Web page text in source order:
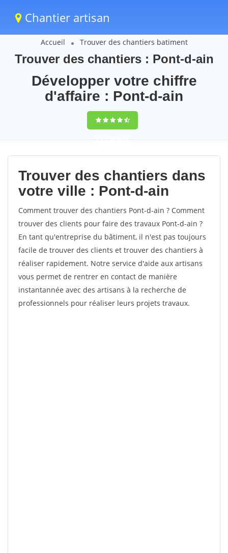
Chantier artisan
Accueil Trouver des chantiers batiment
Trouver des chantiers : Pont-d-ain
Développer votre chiffre
d'affaire : Pont-d-ain
9,5(100%)60
votes
Trouver des chantiers dans
votre ville : Pont-d-ain
Comment trouver des chantiers Pont-d-ain ? Comment
trouver des clients pour faire des travaux Pont-d-ain ?
En tant qu'entreprise du bâtiment, il n'est pas toujours
facile de trouver des clients et trouver des chantiers à
réaliser rapidement. Notre service d'aide aux artisans
vous permet de rentrer en contact de manière
instantannée avec des artisans à la recherche de
professionnels pour réaliser leurs projets travaux.